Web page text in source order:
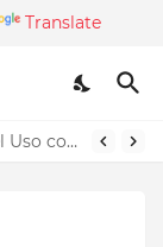
Translate
La Iglesia Publica Nuevas Pautas para el Uso correcto del Nombre de la Iglesia
La Tierra NO siempre estuvo en este Sistema Solar según los Profetas